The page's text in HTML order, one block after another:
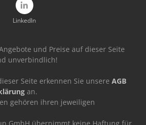
LinkedIn
und Preise auf dieser Seite
unverbindlich!
Seite erkennen Sie unsere AGB
an.
gehören ihren jeweiligen